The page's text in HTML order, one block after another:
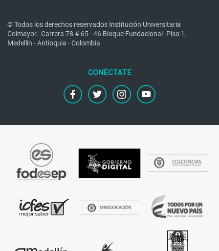
© Todos los derechos reservados Institución Universitaria
Colmayor. Carrera 78 # 65 - 46 Bloque Fundacional- Piso 1.
Medellín - Antioquia - Colombia
facebooktwitter instagramyoutube